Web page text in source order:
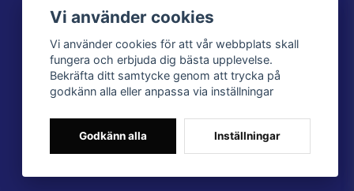
060-566 800
Vi använder cookies
Vi använder cookies för att vår webbplats skall
fungera och erbjuda dig bästa upplevelse.
Bekräfta ditt samtycke genom att trycka på
godkänn alla eller anpassa via inställningar
Godkänn alla Inställningar